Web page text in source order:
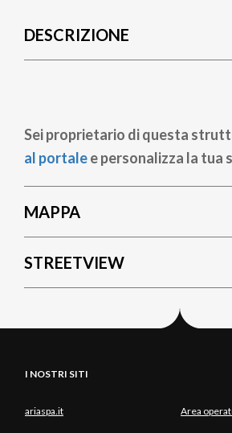
pane
DESCRIZIONE
Sei proprietario di questa
al portalee personalizza la tua
MAPPA
STREETVIEW
I NOSTRI SITI
ariaspa.it Area